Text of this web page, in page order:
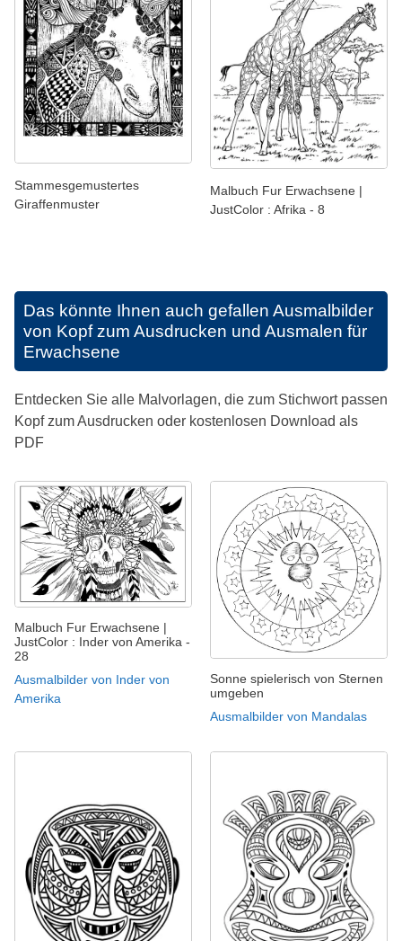
Stammesgemustertes
Giraffenmuster
Malbuch Fur Erwachsene |
JustColor : Afrika - 8
Das könnte Ihnen auch gefallen Ausmalbilder
von Kopf zum Ausdrucken und Ausmalen für
Erwachsene
Entdecken Sie alle Malvorlagen, die zum Stichwort passen
Kopf zum Ausdrucken oder kostenlosen Download als
PDF
Malbuch Fur Erwachsene |
JustColor : Inder von Amerika -
28
Ausmalbilder von Inder von
Amerika
Sonne spielerisch von Sternen
umgeben
Ausmalbilder von Mandalas